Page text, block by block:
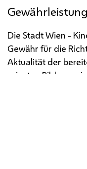
Gewährleistung
Die Stadt Wien -
Gewähr für die
Aktualität der
privaten